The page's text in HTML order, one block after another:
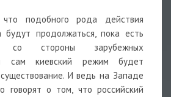
что подобного рода действия
будут продолжаться, пока есть
со стороны зарубежных
сам киевский режим будет
И ведь на Западе
говорят о том, что российский